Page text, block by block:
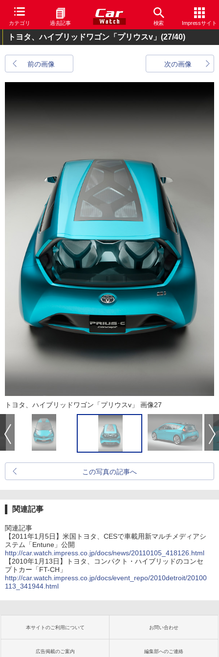
カテゴリ 過去記事 検索 Impressサイト
トヨタ、ハイブリッドワゴン「プリウスv」 (27/40)
前の画像 次の画像
トヨタ、ハイブリッドワゴン「プリウスv」 画像27
この写真の記事へ
関連記事
関連記事
【2011年1月5日】米国トヨタ、CESで車載用新マルチメディアシ
ステム「Entune」公開
http://car.watch.impress.co.jp/docs/news/20110105_418126.html
【2010年1月13日】トヨタ、コンパクト・ハイブリッドのコンセ
プトカー「FT-CH」
http://car.watch.impress.co.jp/docs/event_repo/2010detroit/20100
113_341944.html
本サイトのご利用について お問い合わせ
広告掲載のご案内 編集部へのご連絡